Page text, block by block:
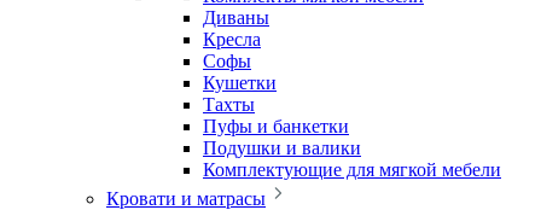
Диваны
Кресла
Софы
Кушетки
Тахты
Пуфы и банкетки
Подушки и валики
Комплектующие для мягкой мебели
Кровати и матрасы